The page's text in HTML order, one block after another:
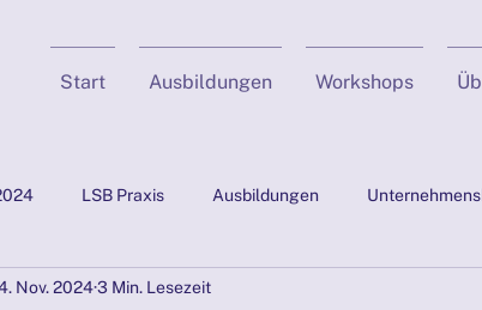
Start Ausbildungen Workshops
LSB Praxis Ausbildungen
NLP Positive Psychologie
Nov. 20243 Min. Lesezeit